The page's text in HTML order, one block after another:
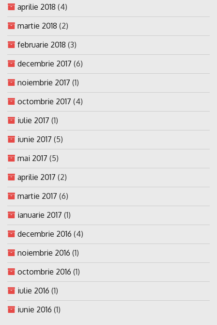
aprilie 2018 (4)
martie 2018 (2)
februarie 2018 (3)
decembrie 2017 (6)
noiembrie 2017 (1)
octombrie 2017 (4)
iulie 2017 (1)
iunie 2017 (5)
mai 2017 (5)
aprilie 2017 (2)
martie 2017 (6)
ianuarie 2017 (1)
decembrie 2016 (4)
noiembrie 2016 (1)
octombrie 2016 (1)
iulie 2016 (1)
iunie 2016 (1)